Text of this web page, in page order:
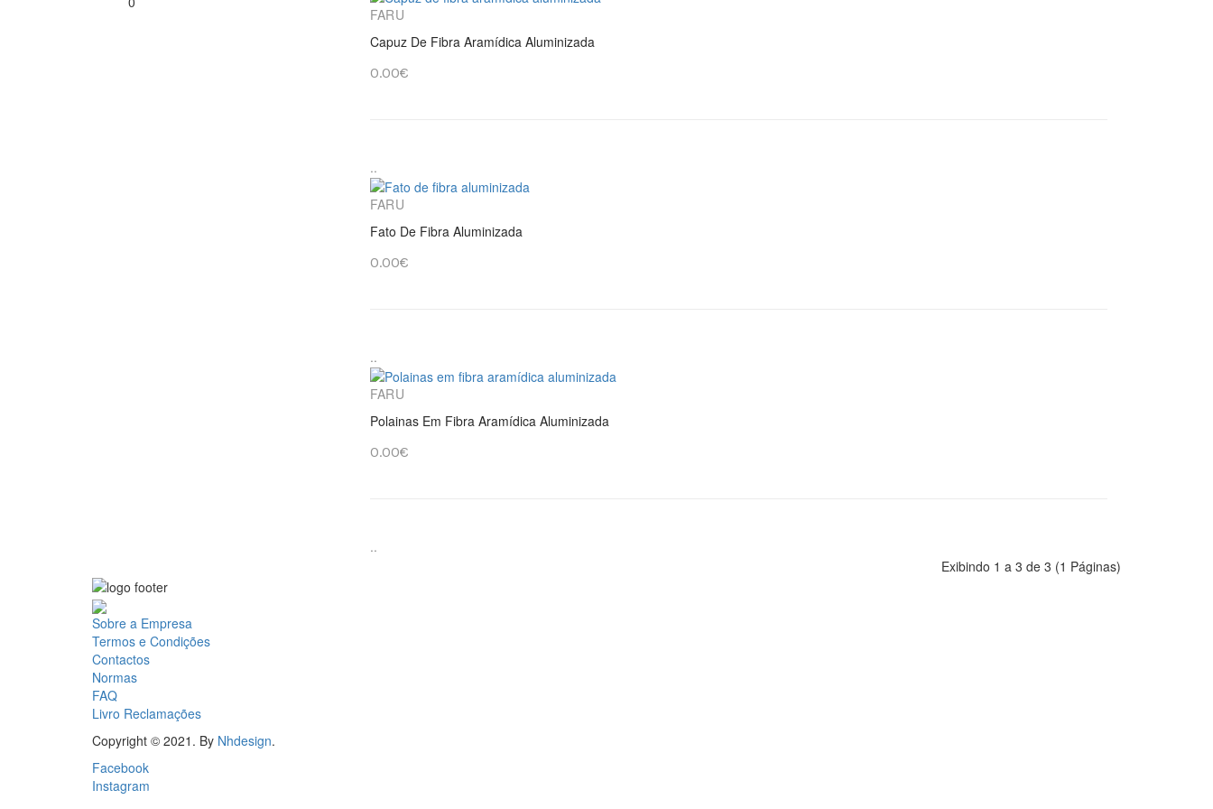
FARU
Capuz De Fibra Aramídica Aluminizada
0.00€
..
FARU
Fato De Fibra Aluminizada
0.00€
..
FARU
Polainas Em Fibra Aramídica Aluminizada
0.00€
..
Exibindo 1 a 3 de 3 (1 Páginas)
Sobre a Empresa
Termos e Condições
Contactos
Normas
FAQ
Livro Reclamações
Copyright © 2021. By Nhdesign.
Facebook
Instagram